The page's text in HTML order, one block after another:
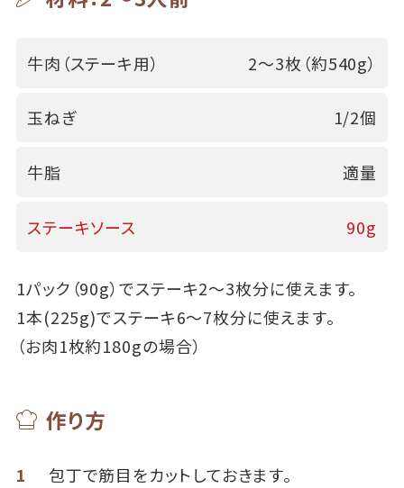
牛肉（ステーキ用） 2～3枚（約540g）
玉ねぎ 1/2個
牛脂 適量
ステーキソース 90g
1パック（90g）でステーキ2～3枚分に使えます。
1本(225g)でステーキ6～7枚分に使えます。
（お肉1枚約180gの場合）
作り方
1
包丁で筋目をカットしておきます。